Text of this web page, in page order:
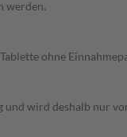
werden.
ohne
wird deshalb nur